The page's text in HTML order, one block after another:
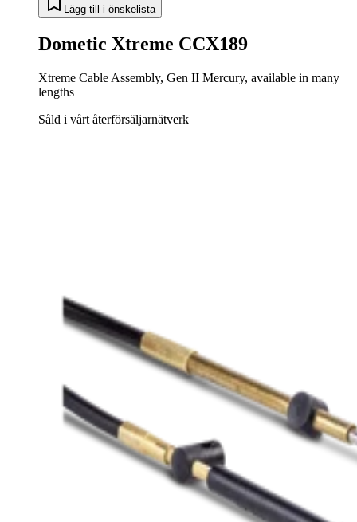
Lägg till i önskelista
Dometic Xtreme CCX189
Xtreme Cable Assembly, Gen II Mercury, available in many
lengths
Såld i vårt återförsäljarnätverk